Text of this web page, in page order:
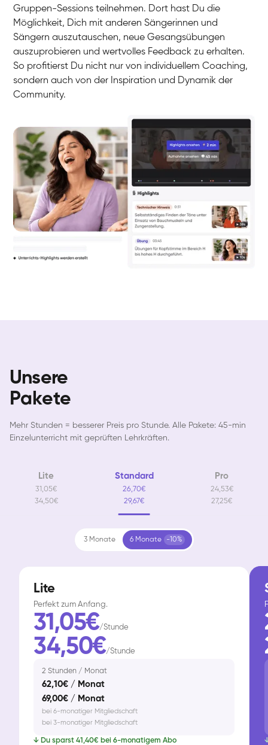
Gruppen-Sessions teilnehmen. Dort hast Du die
Möglichkeit, Dich mit anderen Sängerinnen und
Sängern auszutauschen, neue Gesangsübungen
auszuprobieren und wertvolles Feedback zu erhalten.
So profitierst Du nicht nur von individuellem Coaching,
sondern auch von der Inspiration und Dynamik der
Community.
Unsere
Pakete
Mehr Stunden = besserer Preis pro Stunde. Alle Pakete: 45-min
Einzelunterricht mit geprüften Lehrkräften.
Lite
31,05€
34,50€
Standard
26,70€
29,67€
Pro
24,53€
27,25€
3 Monate 6 Monate -10%
Lite
Perfekt zum Anfang.
31,05€/Stunde
34,50€/Stunde
2 Stunden / Monat
62,10€ / Monat
69,00€ / Monat
bei 6-monatiger Mitgliedschaft
bei 3-monatiger Mitgliedschaft
↓ Du sparst 41,40€ bei 6-monatigem Abo